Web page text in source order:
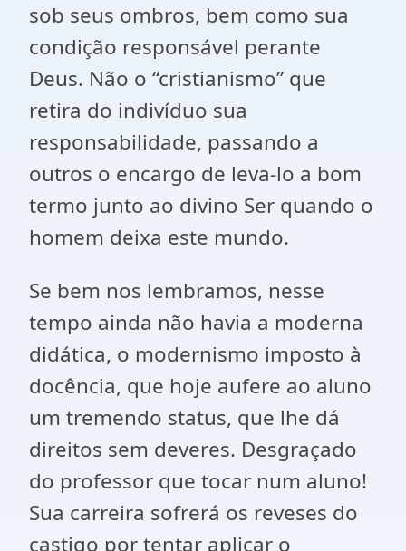
sob seus ombros, bem como sua
condição responsável perante
Deus. Não o “cristianismo” que
retira do indivíduo sua
responsabilidade, passando a
outros o encargo de leva-lo a bom
termo junto ao divino Ser quando o
homem deixa este mundo.
Se bem nos lembramos, nesse
tempo ainda não havia a moderna
didática, o modernismo imposto à
docência, que hoje aufere ao aluno
um tremendo status, que lhe dá
direitos sem deveres. Desgraçado
do professor que tocar num aluno!
Sua carreira sofrerá os reveses do
castigo por tentar aplicar o